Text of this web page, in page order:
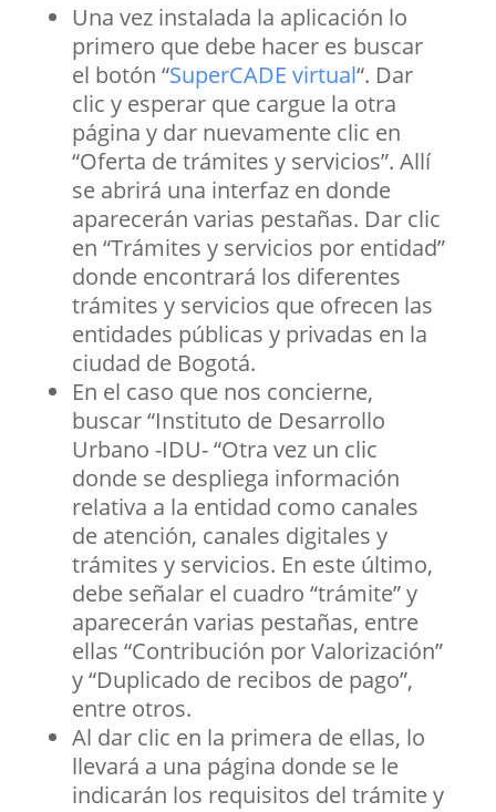
Una vez instalada la aplicación lo
primero que debe hacer es buscar
el botón “SuperCADE virtual“. Dar
clic y esperar que cargue la otra
página y dar nuevamente clic en
“Oferta de trámites y servicios”. Allí
se abrirá una interfaz en donde
aparecerán varias pestañas. Dar clic
en “Trámites y servicios por entidad”
donde encontrará los diferentes
trámites y servicios que ofrecen las
entidades públicas y privadas en la
ciudad de Bogotá.
En el caso que nos concierne,
buscar “Instituto de Desarrollo
Urbano -IDU- “Otra vez un clic
donde se despliega información
relativa a la entidad como canales
de atención, canales digitales y
trámites y servicios. En este último,
debe señalar el cuadro “trámite” y
aparecerán varias pestañas, entre
ellas “Contribución por Valorización”
y “Duplicado de recibos de pago”,
entre otros.
Al dar clic en la primera de ellas, lo
llevará a una página donde se le
indicarán los requisitos del trámite y